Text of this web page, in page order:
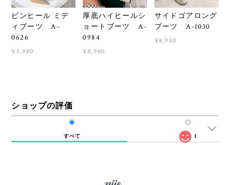
ピンヒール ミデ
ィブーツ A-
0626
¥5,980
厚底ハイヒールシ
ョートブーツ A-
0984
¥8,980
サイドゴアロング
ブーツ A-1030
¥8,980
ショップの評価
すべて 1